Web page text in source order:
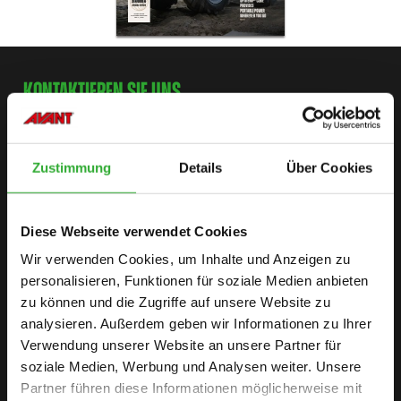
Zustimmung Details Über Cookies
Diese Webseite verwendet Cookies
Wir verwenden Cookies, um Inhalte und Anzeigen zu
personalisieren, Funktionen für soziale Medien anbieten
zu können und die Zugriffe auf unsere Website zu
analysieren. Außerdem geben wir Informationen zu Ihrer
Verwendung unserer Website an unsere Partner für
soziale Medien, Werbung und Analysen weiter. Unsere
Partner führen diese Informationen möglicherweise mit
KONTAKTIEREN SIE UNS
BEGINNEN SIE IHR AVANT-
ABENTEUER
HÄNDLERSUCHE
SITEMAP
LADER